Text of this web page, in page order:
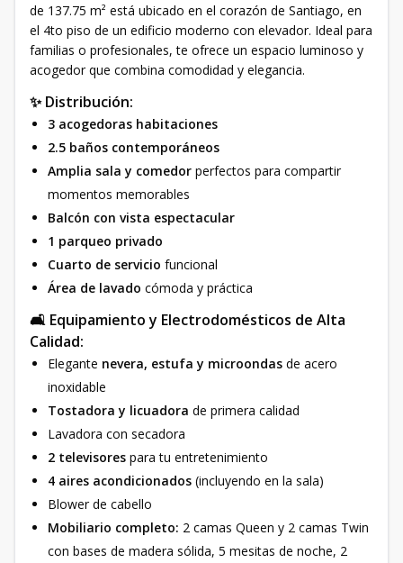
de 137.75 m² está ubicado en el corazón de Santiago, en
el 4to piso de un edificio moderno con elevador. Ideal para
familias o profesionales, te ofrece un espacio luminoso y
acogedor que combina comodidad y elegancia.
✨ Distribución:
3 acogedoras habitaciones
2.5 baños contemporáneos
Amplia sala y comedor perfectos para compartir
momentos memorables
Balcón con vista espectacular
1 parqueo privado
Cuarto de servicio funcional
Área de lavado cómoda y práctica
🛋️ Equipamiento y Electrodomésticos de Alta
Calidad:
Elegante nevera, estufa y microondas de acero
inoxidable
Tostadora y licuadora de primera calidad
Lavadora con secadora
2 televisores para tu entretenimiento
4 aires acondicionados (incluyendo en la sala)
Blower de cabello
Mobiliario completo: 2 camas Queen y 2 camas Twin
con bases de madera sólida, 5 mesitas de noche, 2